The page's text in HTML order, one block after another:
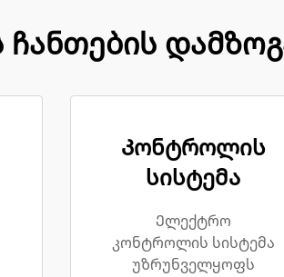
Კონტროლის
სისტემა
Ელექტრო
კონტროლის სისტემა
უზრუნველყოფს